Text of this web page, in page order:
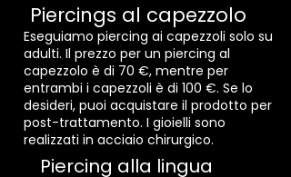
Piercings al capezzolo
Eseguiamo piercing ai capezzoli solo su
adulti. Il prezzo per un piercing al
capezzolo è di 70 €, mentre per
entrambi i capezzoli è di 100 €. Se lo
desideri, puoi acquistare il prodotto per
post-trattamento. I gioielli sono
realizzati in acciaio chirurgico.
Piercing alla lingua